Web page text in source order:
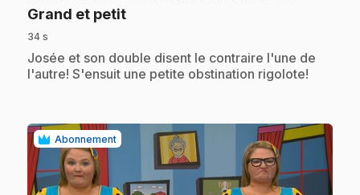
Grand et petit.
34 s
.Josée et son double disent le contraire l'une de
l'autre! S'ensuit une petite obstination rigolote!
Abonnement